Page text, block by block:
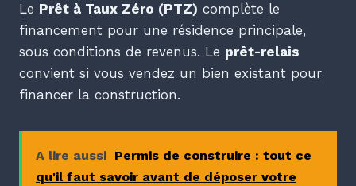
Le Prêt à Taux Zéro (PTZ) complète le
financement pour une résidence principale,
sous conditions de revenus. Le prêt-relais
convient si vous vendez un bien existant pour
financer la construction.
A lire aussi Permis de construire : tout ce
qu'il faut savoir avant de déposer votre